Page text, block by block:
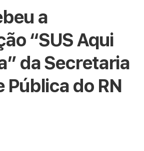
a
“SUS Aqui
da Secretaria
Pública do RN